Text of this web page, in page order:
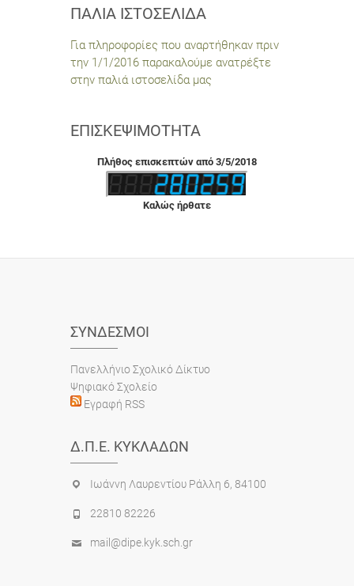
ΠΑΛΙΆ ΙΣΤΟΣΕΛΊΔΑ
Για πληροφορίες που αναρτήθηκαν πριν
την 1/1/2016 παρακαλούμε ανατρέξτε
στην παλιά ιστοσελίδα μας
ΕΠΙΣΚΕΨΙΜΌΤΗΤΑ
Πλήθος επισκεπτών από 3/5/2018
Καλώς ήρθατε
ΣΎΝΔΕΣΜΟΙ
Πανελλήνιο Σχολικό Δίκτυο
Ψηφιακό Σχολείο
Εγραφή RSS
Δ.Π.Ε. ΚΥΚΛΆΔΩΝ
Ιωάννη Λαυρεντίου Ράλλη 6, 84100
22810 82226
mail@dipe.kyk.sch.gr